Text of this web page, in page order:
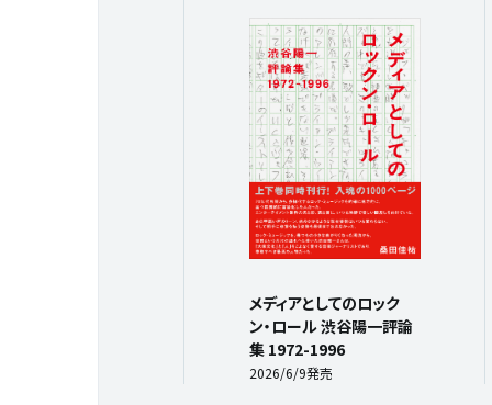
メディアとしてのロック
ン・ロール 渋谷陽一評論
集 1972-1996
2026/6/9発売